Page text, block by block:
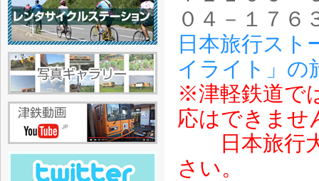
０４－１７６
日本旅行スト
イライト」の
※津軽鉄道で
応はできませ
日本旅行大
さい。